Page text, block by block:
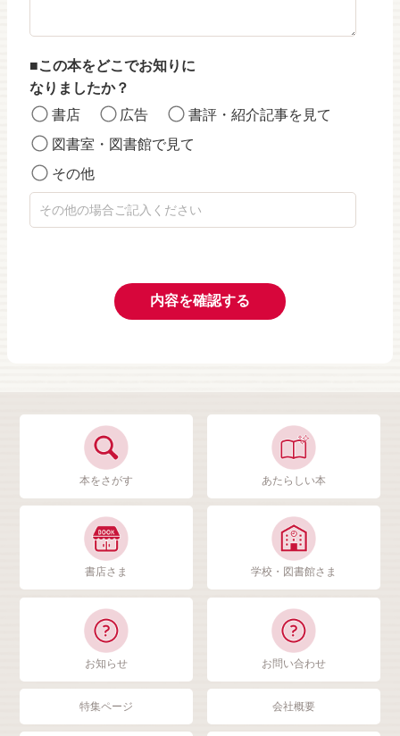
この本をどこでお知りに
なりましたか？
書店
広告
書評・紹介記事を見て
図書室・図書館で見て
その他
内容を確認する
本をさがす あたらしい本
書店さま 学校・図書館さま
お知らせ お問い合わせ
特集ページ 会社概要